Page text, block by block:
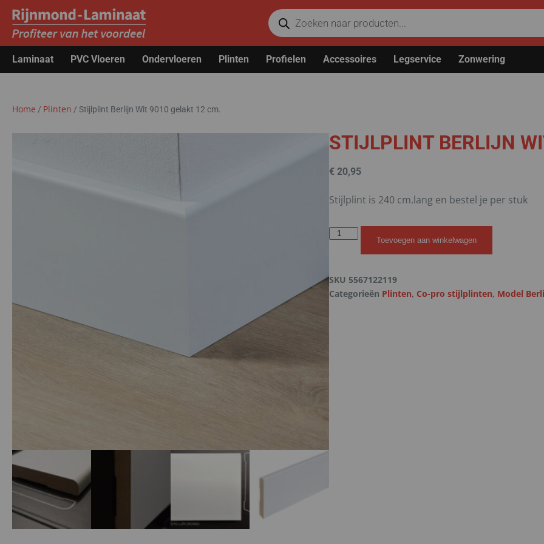
Laminaat PVC Vloeren Ondervloeren Plinten Profielen Accessoires Legservice Zonwering
Home / Plinten / Stijlplint Berlijn Wit 9010 gelakt 12 cm.
STIJLPLINT BERLIJN
€20,95
Stijlplint is 240 cm.lang en bestel je per stuk
Toevoegen aan winkelwagen
SKU 5567122119
Categorieën Plinten, Co-pro stijlplinten, Model